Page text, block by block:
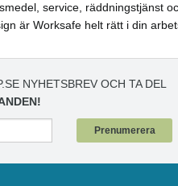
service, räddningstjänst
är Worksafe helt rätt i din
NYHETSBREV OCH TA DEL
Prenumerera